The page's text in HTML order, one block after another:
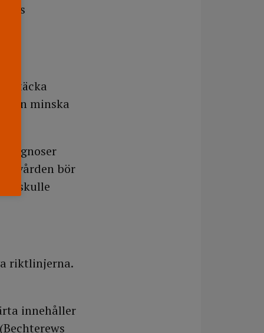
kan minska
bör
skulle
riktlinjerna.
innehåller